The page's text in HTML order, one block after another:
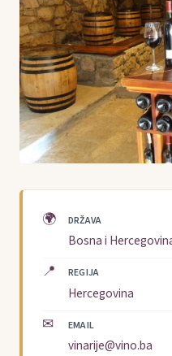
🌍 DRŽAVA
Bosna i
📍 REGIJA
Hercegovina
✉ EMAIL
vinarije@vino.ba